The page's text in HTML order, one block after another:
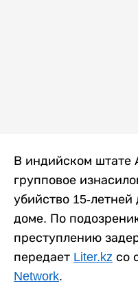
В индийском штате
групповое
убийство 15-
доме. По
преступлению
передает Liter.kz со
Network.